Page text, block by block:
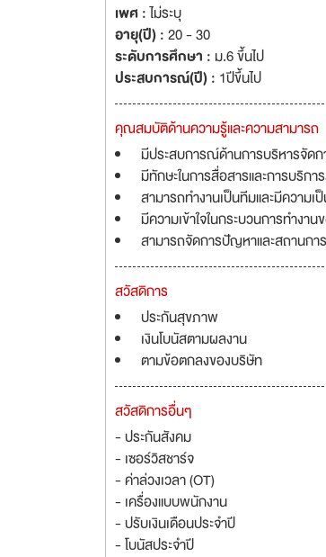
เพศ :ไม่ระบุ
อายุ(ปี) :20 - 30
ระดับการศึกษา : ม.6 ขึ้นไป
ประสบการณ์(ปี) : 1ปีขึ้นไป
คุณสมบัติด้านความรู้และความสามารถ
มีประสบการณ์ด้านการบริหารจัด
มีทักษะในการสื่อสารและการบริก
สามารถทำงานเป็นทีมและมีความเ
มีความเข้าใจในกระบวนการทำงาน
สามารถจัดการปัญหาและสถานก
สวัสดิการ
ประกันสุขภาพ
เงินโบนัสตามผลงาน
ตามข้อตกลงของบริษัท
สวัสดิการอื่นๆ
- ประกันสังคม
- เซอร์วิสชาร์จ
- ค่าล่วงเวลา (OT)
- เครื่องแบบพนักงาน
- ปรับเงินเดือนประจำปี
- โบนัสประจำปี